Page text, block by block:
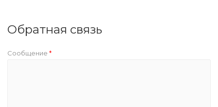
Обратная связь
Сообщение *